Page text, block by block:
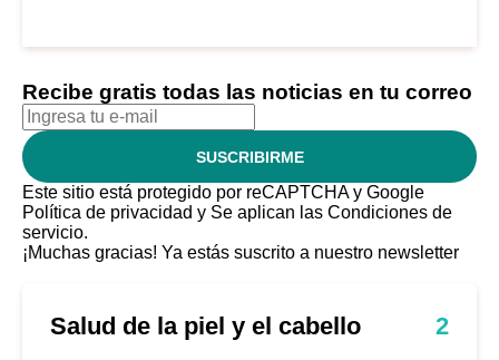
Recibe gratis todas las noticias en tu correo
SUSCRIBIRME
Este sitio está protegido por reCAPTCHA y Google
Política de privacidad y Se aplican las Condiciones de
servicio.
¡Muchas gracias! Ya estás suscrito a nuestro newsletter
Salud de la piel y el cabello 2